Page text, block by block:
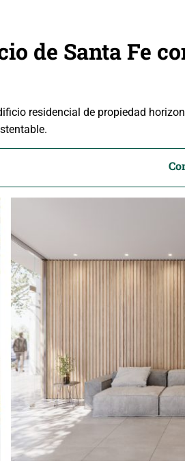
de Santa Fe
residencial de propiedad